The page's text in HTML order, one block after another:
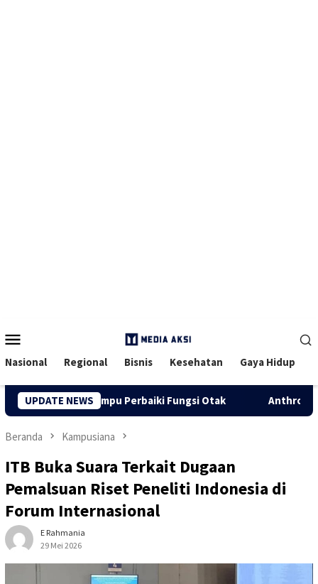
Mobile
Nasional Regional Bisnis Kesehatan Gaya Hidup
UPDATE NEWS
Mampu Perbaiki Fungsi Otak Anthropic
Beranda Kampusiana
ITB Buka Suara Terkait Dugaan
Pemalsuan Riset Peneliti Indonesia di
Forum Internasional
E Rahmania
29 Mei 2026